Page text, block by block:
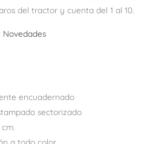
del tractor y cuenta del 1 al 10.
Novedades
encuadernado
sectorizado